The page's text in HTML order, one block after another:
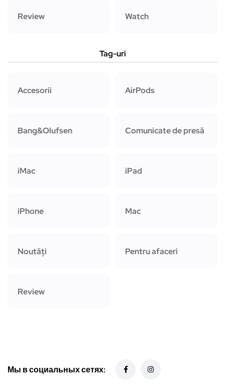
Review Watch
Tag-uri
Accesorii AirPods
Bang&Olufsen Comunicate de presă
iMac iPad
iPhone Mac
Noutăți Pentru afaceri
Review
Мы в социальных сетях: